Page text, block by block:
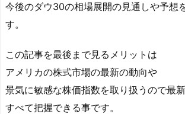
今後のダウ30の相場展開の見通しや予想
す。
この記事を最後まで見るメリットは
アメリカの株式市場の最新の動向や
景気に敏感な株価指数を取り扱うので最
すべて把握できる事です。